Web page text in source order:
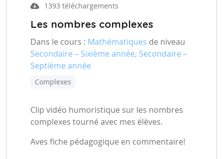
1393 téléchargements
Les nombres complexes
Dans le cours : Mathématiques de niveau
Secondaire – Sixième année, Secondaire –
Septième année
Complexes
Clip vidéo humoristique sur les nombres
complexes tourné avec mes élèves.
Aves fiche pédagogique en commentaire!